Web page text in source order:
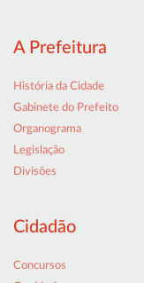
A Prefeitura
História da Cidade
Gabinete do Prefeito
Organograma
Legislação
Divisões
Cidadão
Concursos